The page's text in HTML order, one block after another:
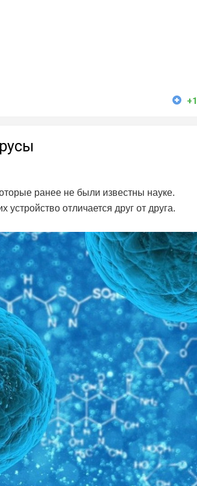
+1
ранее не были известны науке.
отличается друг от друга.